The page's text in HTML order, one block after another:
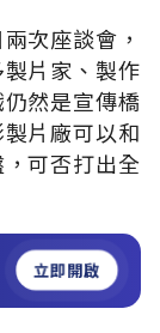
次座談會，
片家、製作
然是宣傳橋
片廠可以和
可否打出全
立即開啟